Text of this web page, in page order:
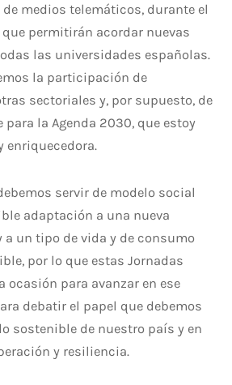
medios telemáticos, durante el
permitirán acordar nuevas
las universidades españolas.
la participación de
sectoriales y, por supuesto, de
para la Agenda 2030, que estoy
enriquecedora.
servir de modelo social
adaptación a una nueva
un tipo de vida y de consumo
por lo que estas Jornadas
ocasión para avanzar en ese
debatir el papel que debemos
sostenible de nuestro país y en
y resiliencia.